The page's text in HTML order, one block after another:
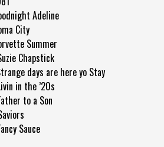
Adeline
City
Summer
Chapstick
days are here yo Stay
in the ’20s
to a Son
Sauce